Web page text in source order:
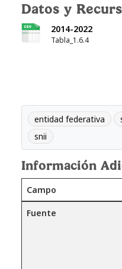
Datos y
2014-2022
Tabla_1.6.4
entidad federativa
snii
Información
Campo
Fuente